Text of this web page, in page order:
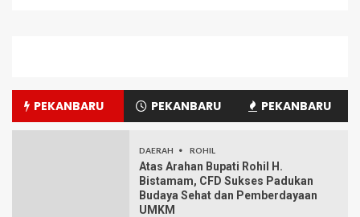
PEKANBARU PEKANBARU PEKANBARU
DAERAH ROHIL
Atas Arahan Bupati Rohil H.
Bistamam, CFD Sukses Padukan
Budaya Sehat dan Pemberdayaan
UMKM